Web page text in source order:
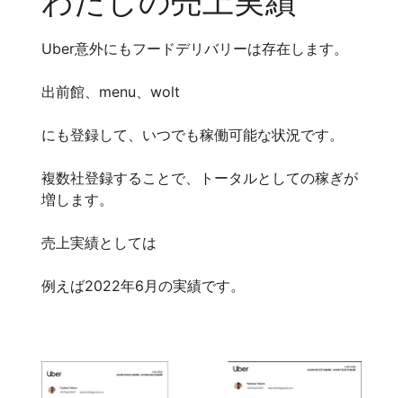
Uber意外にもフードデリバリーは存在します。
出前館、menu、wolt
にも登録して、いつでも稼働可能な状況です。
複数社登録することで、トータルとしての稼ぎが
増します。
売上実績としては
例えば2022年6月の実績です。